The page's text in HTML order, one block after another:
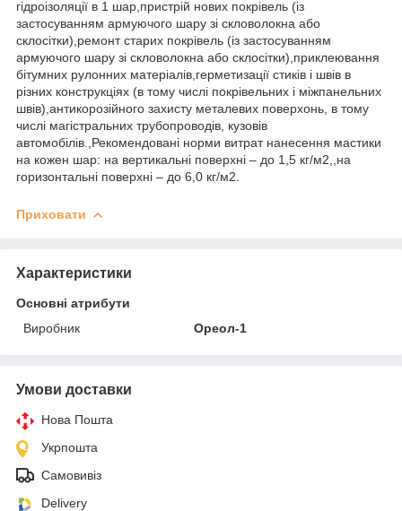
гідроізоляції в 1 шар,пристрій нових покрівель (із
застосуванням армуючого шару зі скловолокна або
склосітки),ремонт старих покрівель (із застосуванням
армуючого шару зі скловолокна або склосітки),приклеювання
бітумних рулонних матеріалів,герметизації стиків і швів в
різних конструкціях (в тому числі покрівельних і міжпанельних
швів),антикорозійного захисту металевих поверхонь, в тому
числі магістральних трубопроводів, кузовів
автомобілів.,Рекомендовані норми витрат нанесення мастики
на кожен шар: на вертикальні поверхні – до 1,5 кг/м2,,на
горизонтальні поверхні – до 6,0 кг/м2.
Приховати
Характеристики
Основні атрибути
Виробник
Ореол-1
Умови доставки
Нова Пошта
Укрпошта
Самовивіз
Delivery